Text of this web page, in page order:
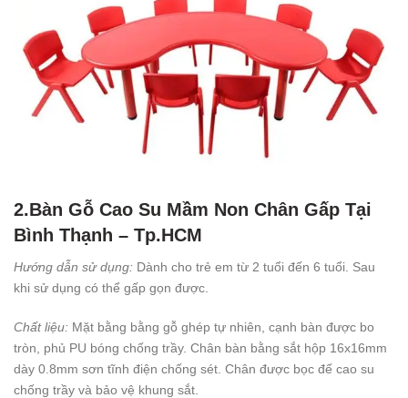
2.Bàn Gỗ Cao Su Mầm Non Chân Gấp Tại
Bình Thạnh – Tp.HCM
Hướng dẫn sử dụng: Dành cho trẻ em từ 2 tuổi đến 6 tuổi. Sau
khi sử dụng có thể gấp gọn được.
Chất liệu: Mặt bằng bằng gỗ ghép tự nhiên, cạnh bàn được bo
tròn, phủ PU bóng chống trầy. Chân bàn bằng sắt hộp 16x16mm
dày 0.8mm sơn tĩnh điện chống sét. Chân được bọc đế cao su
chống trầy và bảo vệ khung sắt.